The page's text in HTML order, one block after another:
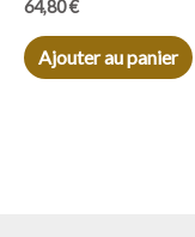
64,80€
Ajouter au panier